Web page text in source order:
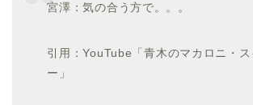
宮澤：気の合う方で。。。
引用：YouTube「青木のマカロニ・
ー」